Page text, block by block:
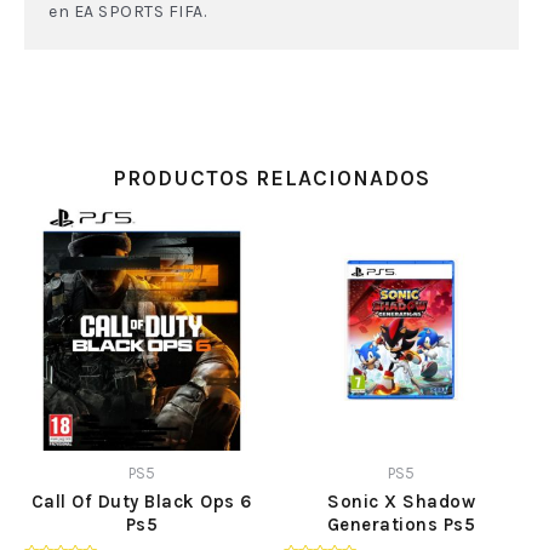
en EA SPORTS FIFA.
PRODUCTOS RELACIONADOS
PS5
Call Of Duty Black Ops 6
Ps5
PS5
Sonic X Shadow
Generations Ps5